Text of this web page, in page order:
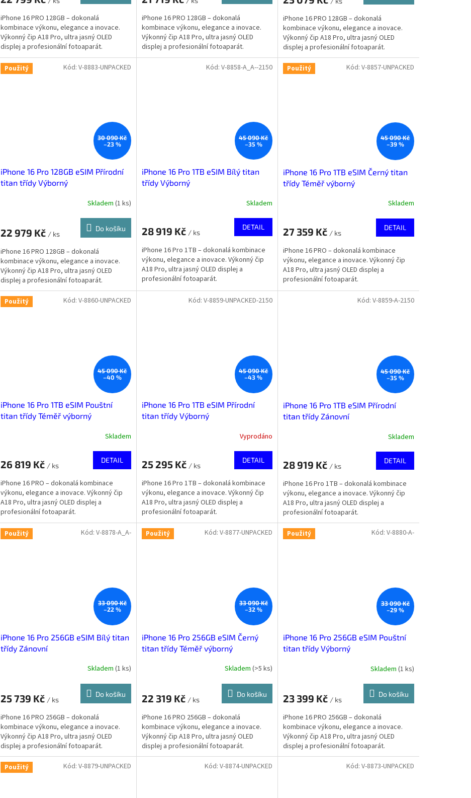
z
5
hvězdiček.
iPhone 16 PRO 128GB – dokonalá
kombinace výkonu, elegance a inovace.
Výkonný čip A18 Pro, ultra jasný OLED
displej a profesionální fotoaparát.
iPhone 16 PRO 128GB – dokonalá
kombinace výkonu, elegance a inovace.
Výkonný čip A18 Pro, ultra jasný OLED
displej a profesionální fotoaparát.
iPhone 16 PRO 128GB – dokonalá
kombinace výkonu, elegance a inovace.
Výkonný čip A18 Pro, ultra jasný OLED
displej a profesionální fotoaparát.
Použitý
30 090 Kč
–23 %
iPhone 16 Pro 128GB eSIM Přírodní
titan třídy Výborný
Skladem (1 ks)
22 979 Kč / ks
Do košíku
iPhone 16 PRO 128GB – dokonalá
kombinace výkonu, elegance a inovace.
Výkonný čip A18 Pro, ultra jasný OLED
displej a profesionální fotoaparát.
Kód: V-8883-UNPACKED
45 090 Kč
–35 %
iPhone 16 Pro 1TB eSIM Bílý titan
třídy Výborný
Skladem
28 919 Kč / ks
DETAIL
iPhone 16 Pro 1TB – dokonalá kombinace
výkonu, elegance a inovace. Výkonný čip
A18 Pro, ultra jasný OLED displej a
profesionální fotoaparát.
Kód: V-8858-A_A--2150 Použitý
45 090 Kč
–39 %
iPhone 16 Pro 1TB eSIM Černý titan
třídy Téměř výborný
Skladem
27 359 Kč / ks
DETAIL
iPhone 16 PRO – dokonalá kombinace
výkonu, elegance a inovace. Výkonný čip
A18 Pro, ultra jasný OLED displej a
profesionální fotoaparát.
Kód: V-8857-UNPACKED
Použitý
45 090 Kč
–40 %
iPhone 16 Pro 1TB eSIM Pouštní
titan třídy Téměř výborný
Skladem
26 819 Kč / ks
DETAIL
iPhone 16 PRO – dokonalá kombinace
výkonu, elegance a inovace. Výkonný čip
A18 Pro, ultra jasný OLED displej a
profesionální fotoaparát.
Kód: V-8860-UNPACKED
45 090 Kč
–43 %
iPhone 16 Pro 1TB eSIM Přírodní
titan třídy Výborný
Vyprodáno
25 295 Kč / ks
DETAIL
iPhone 16 Pro 1TB – dokonalá kombinace
výkonu, elegance a inovace. Výkonný čip
A18 Pro, ultra jasný OLED displej a
profesionální fotoaparát.
Kód: V-8859-UNPACKED-2150
45 090 Kč
–35 %
iPhone 16 Pro 1TB eSIM Přírodní
titan třídy Zánovní
Skladem
28 919 Kč / ks
DETAIL
iPhone 16 Pro 1TB – dokonalá kombinace
výkonu, elegance a inovace. Výkonný čip
A18 Pro, ultra jasný OLED displej a
profesionální fotoaparát.
Kód: V-8859-A-2150
Použitý
33 090 Kč
–22 %
iPhone 16 Pro 256GB eSIM Bílý titan
třídy Zánovní
Skladem (1 ks)
25 739 Kč / ks
Do košíku
iPhone 16 PRO 256GB – dokonalá
kombinace výkonu, elegance a inovace.
Výkonný čip A18 Pro, ultra jasný OLED
displej a profesionální fotoaparát.
Kód: V-8878-A_A- Použitý
33 090 Kč
–32 %
iPhone 16 Pro 256GB eSIM Černý
titan třídy Téměř výborný
Skladem (>5 ks)
22 319 Kč / ks
Do košíku
iPhone 16 PRO 256GB – dokonalá
kombinace výkonu, elegance a inovace.
Výkonný čip A18 Pro, ultra jasný OLED
displej a profesionální fotoaparát.
Kód: V-8877-UNPACKED Použitý
33 090 Kč
–29 %
iPhone 16 Pro 256GB eSIM Pouštní
titan třídy Výborný
Skladem (1 ks)
23 399 Kč / ks
Do košíku
iPhone 16 PRO 256GB – dokonalá
kombinace výkonu, elegance a inovace.
Výkonný čip A18 Pro, ultra jasný OLED
displej a profesionální fotoaparát.
Kód: V-8880-A-
Použitý Kód: V-8879-UNPACKED Kód: V-8874-UNPACKED Kód: V-8873-UNPACKED